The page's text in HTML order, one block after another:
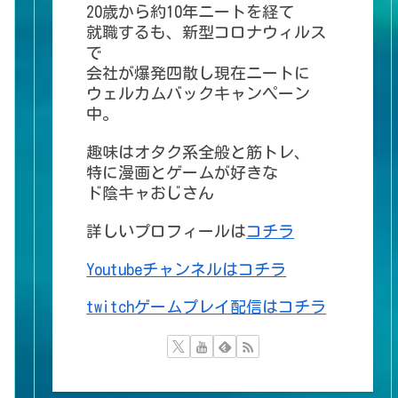
20歳から約10年ニートを経て
就職するも、新型コロナウィルス
で
会社が爆発四散し現在ニートに
ウェルカムバックキャンペーン
中。
趣味はオタク系全般と筋トレ、
特に漫画とゲームが好きな
ド陰キャおじさん
詳しいプロフィールはコチラ
Youtubeチャンネルはコチラ
twitchゲームプレイ配信はコチラ